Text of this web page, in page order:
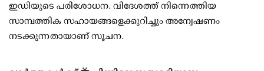
ഇഡിയുടെ പരിശോധന. വിദേശത്ത് നിന്നെത്തിയ
സാമ്പത്തിക സഹായങ്ങളെക്കുറിച്ചും അന്വേഷണം
നടക്കുന്നതായാണ് സൂചന.